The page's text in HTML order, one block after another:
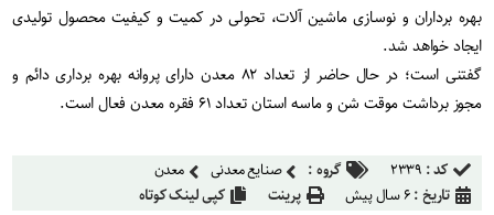
بهره برداران و نوسازی ماشین آلات، تحولی در کمیت و کیفیت محصول تولیدی
ایجاد خواهد شد.
گفتنی است؛ در حال حاضر از تعداد ۸۲ معدن دارای پروانه بهره برداری دائم و
مجوز برداشت موقت شن و ماسه استان تعداد ۶۱ فقره معدن فعال است.
کد : ۲۳۳۹ گروه : صنایع معدنی
معدن
تاریخ :۶ سال پیش پرینت کپی لینک کوتاه